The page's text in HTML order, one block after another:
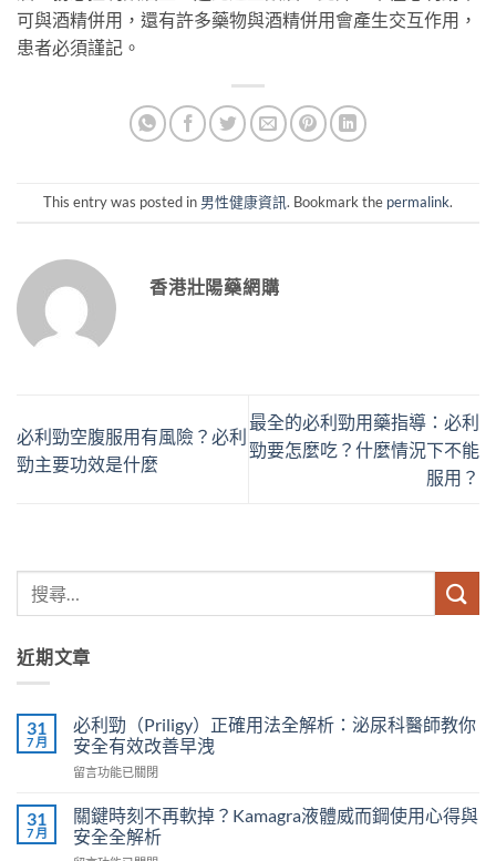
可與酒精併用，還有許多藥物與酒精併用會產生交互作用，
患者必須謹記。
This entry was posted in 男性健康資訊. Bookmark the permalink.
香港壯陽藥網購
必利勁空腹服用有風險？必利
勁主要功效是什麼
最全的必利勁用藥指導：必利
勁要怎麼吃？什麼情況下不能
服用？
近期文章
31
7 月
必利勁（Priligy）正確用法全解析：泌尿科醫師教你
安全有效改善早洩
在
利
勁
（Priligy）
留言功能已關閉
31
7 月
關鍵時刻不再軟掉？Kamagra液體威而鋼使用心得與
安全全解析